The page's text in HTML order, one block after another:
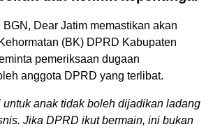
Dear Jatim memastikan akan
(BK) DPRD Kabupaten
pemeriksaan dugaan
anggota DPRD yang terlibat.
untuk anak tidak boleh dijadikan ladang
Jika DPRD ikut bermain, ini bukan